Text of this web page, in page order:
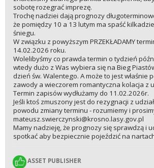
sobotę rozegrać imprezę.
Trochę nadziei dają prognozy
że pomiędzy 10 a 13 lutym ma spaść
śniegu.
W związku z powyższym PRZEKŁADAMY
14.02.2026 roku.
Wolelibyśmy co prawda termin o tydzień
wtedy dużo z Was wybiera się na Bieg
dzień św. Walentego. A może to jest właśnie
zawody a wieczorem romantyczna kolacja z
Termin zapisów wydłużamy do 11.02.2026r.
Jeśli ktoś zmuszony jest do rezygnacji z
powodu zmiany terminu - rozumiemy i
mateusz.swierczynski@krosno.lasy.gov.pl
Mamy nadzieję, że prognozy się sprawdzą i
spotkać aby bezpiecznie pojeździć na
ASSET PUBLISHER
ASSET PUBLISHER